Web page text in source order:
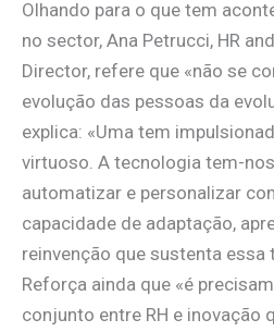
Olhando para o que tem
no sector, Ana Petrucci, HR
Director, refere que «não se
evolução das pessoas da
explica: «Uma tem
virtuoso. A tecnologia tem-
automatizar e personalizar
capacidade de adaptação,
reinvenção que sustenta
Reforça ainda que «é
conjunto entre RH e inovação